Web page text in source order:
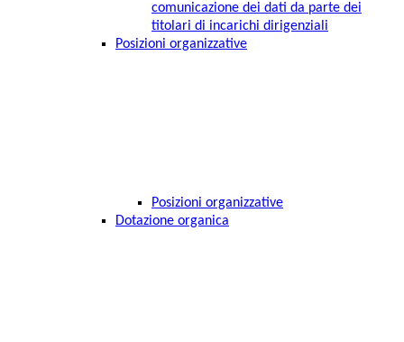
comunicazione dei dati da parte dei
titolari di incarichi dirigenziali
Posizioni organizzative
Posizioni organizzative
Dotazione organica